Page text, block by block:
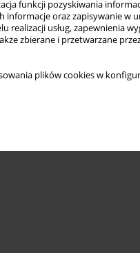
funkcji pozyskiwania
oraz zapisywanie w
realizacji usług, zapewnienia
zbierane i przetwarzane
plików cookies w